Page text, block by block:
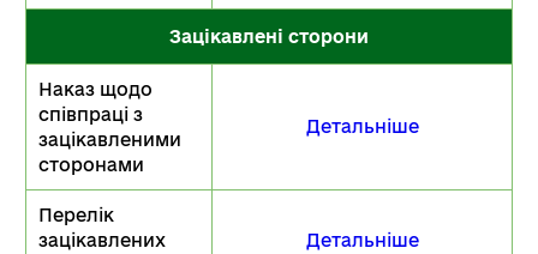
Зацікавлені сторони
Наказ щодо
співпраці з
зацікавленими
сторонами
Детальніше
Перелік
зацікавлених
Детальніше